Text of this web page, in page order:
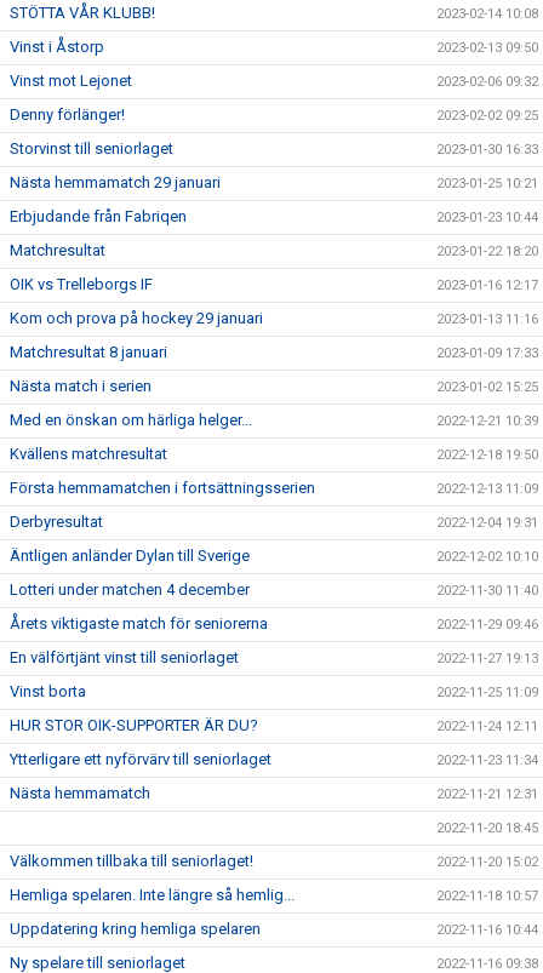
STÖTTA VÅR KLUBB! 2023-02-14 10:08
Vinst i Åstorp 2023-02-13 09:50
Vinst mot Lejonet 2023-02-06 09:32
Denny förlänger! 2023-02-02 09:25
Storvinst till seniorlaget 2023-01-30 16:33
Nästa hemmamatch 29 januari 2023-01-25 10:21
Erbjudande från Fabriqen 2023-01-23 10:44
Matchresultat 2023-01-22 18:20
OIK vs Trelleborgs IF 2023-01-16 12:17
Kom och prova på hockey 29 januari 2023-01-13 11:16
Matchresultat 8 januari 2023-01-09 17:33
Nästa match i serien 2023-01-02 15:25
Med en önskan om härliga helger... 2022-12-21 10:39
Kvällens matchresultat 2022-12-18 19:50
Första hemmamatchen i fortsättningsserien 2022-12-13 11:09
Derbyresultat 2022-12-04 19:31
Äntligen anländer Dylan till Sverige 2022-12-02 10:10
Lotteri under matchen 4 december 2022-11-30 11:40
Årets viktigaste match för seniorerna 2022-11-29 09:46
En välförtjänt vinst till seniorlaget 2022-11-27 19:13
Vinst borta 2022-11-25 11:09
HUR STOR OIK-SUPPORTER ÄR DU? 2022-11-24 12:11
Ytterligare ett nyförvärv till seniorlaget 2022-11-23 11:34
Nästa hemmamatch 2022-11-21 12:31
2022-11-20 18:45
Välkommen tillbaka till seniorlaget! 2022-11-20 15:02
Hemliga spelaren. Inte längre så hemlig... 2022-11-18 10:57
Uppdatering kring hemliga spelaren 2022-11-16 10:44
Ny spelare till seniorlaget 2022-11-16 09:38